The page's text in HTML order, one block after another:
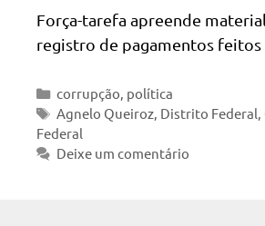
Força-tarefa apreende
registro de pagamentos feitos
Categorias
corrupção, política
Tags
Agnelo Queiroz, Distrito Federal,
Federal
Deixe um comentário